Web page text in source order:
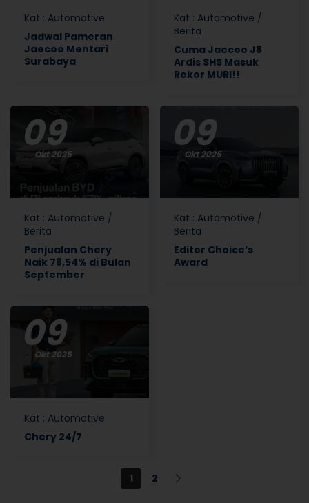
Kat : Automotive
Jadwal Pameran
Jaecoo Mentari
Surabaya
Kat : Automotive /
Berita
Cuma Jaecoo J8
Ardis SHS Masuk
Rekor MURI!!
09
Okt 2025
Kat : Automotive /
Berita
Penjualan Chery
Naik 78,54% di Bulan
September
09
Okt 2025
Kat : Automotive /
Berita
Editor Choice’s
Award
09
Okt 2025
Kat : Automotive
Chery 24/7
1 2